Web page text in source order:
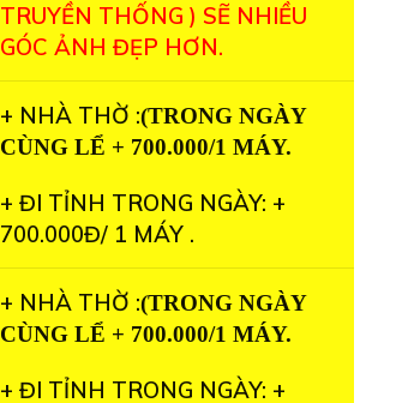
TRUYỀN THỐNG ) SẼ NHIỀU
GÓC ẢNH ĐẸP HƠN.
+ NHÀ THỜ :(TRONG NGÀY
CÙNG LỂ + 700.000/1 MÁY.
+ ĐI TỈNH TRONG NGÀY: +
700.000Đ/ 1 MÁY .
+ NHÀ THỜ :(TRONG NGÀY
CÙNG LỂ + 700.000/1 MÁY.
+ ĐI TỈNH TRONG NGÀY: +